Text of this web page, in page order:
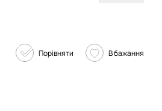
Порівняти В бажання